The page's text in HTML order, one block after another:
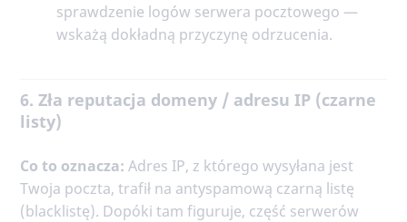
sprawdzenie logów serwera pocztowego —
wskażą dokładną przyczynę odrzucenia.
6. Zła reputacja domeny / adresu IP (czarne
listy)
Co to oznacza: Adres IP, z którego wysyłana jest
Twoja poczta, trafił na antyspamową czarną listę
(blacklistę). Dopóki tam figuruje, część serwerów